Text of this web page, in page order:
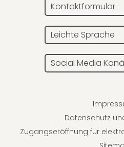
Kontaktformular
Leichte Sprache
Social Media
Datenschutz
Zugangseröffnung für